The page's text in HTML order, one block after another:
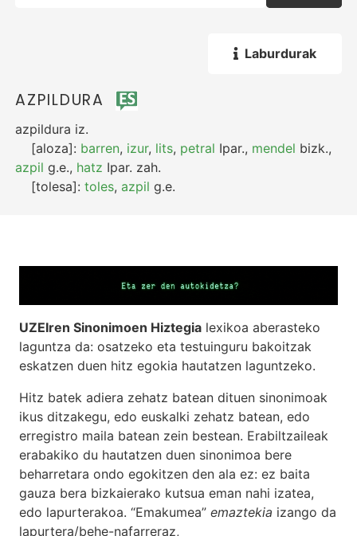
Laburdurak
AZPILDURA
azpildura iz.
[aloza]: barren, izur, lits, petral Ipar., mendel bizk.,
azpil g.e., hatz Ipar. zah.
[tolesa]:toles,azpil g.e.
UZEIren Sinonimoen Hiztegia lexikoa aberasteko
laguntza da: osatzeko eta testuinguru bakoitzak
eskatzen duen hitz egokia hautatzen laguntzeko.
Hitz batek adiera zehatz batean dituen sinonimoak
ikus ditzakegu, edo euskalki zehatz batean, edo
erregistro maila batean zein bestean. Erabiltzaileak
erabakiko du hautatzen duen sinonimoa bere
beharretara ondo egokitzen den ala ez: ez baita
gauza bera bizkaierako kutsua eman nahi izatea,
edo lapurterakoa. “Emakumea” emaztekia izango da
lapurtera/behe-nafarreraz,